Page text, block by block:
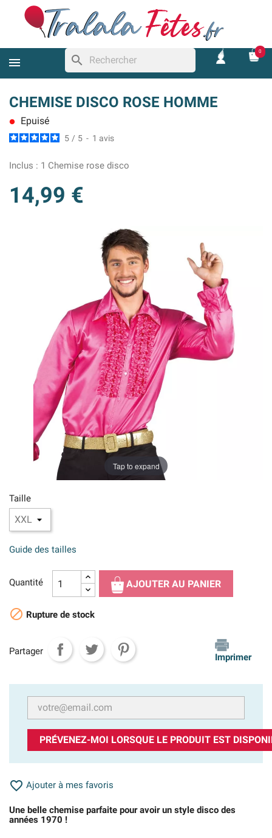
search
0
CHEMISE DISCO ROSE HOMME
lens Epuisé
5 / 5 - 1 avis
Inclus : 1 Chemise rose disco
14,99 €
Tap to expand
Taille
Guide des tailles
Quantité AJOUTER AU PANIER
 Rupture de stock
Partager
Imprimer
PRÉVENEZ-MOI LORSQUE LE PRODUIT EST
 Ajouter à mes favoris
Une belle chemise parfaite pour avoir un style disco des
années 1970 !